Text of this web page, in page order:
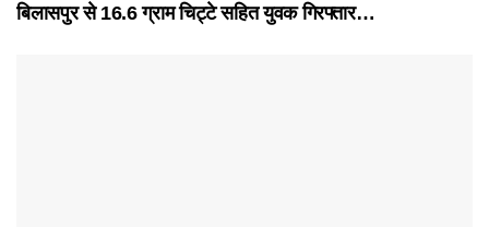
बिलासपुर से 16.6 ग्राम चिट्टे सहित युवक गिरफ्तार…